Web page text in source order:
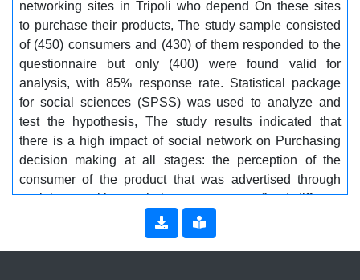
الصيانة المناسبة للمستهلك .
networking sites in Tripoli who depend On these sites
to purchase their products, The study sample consisted
of (450) consumers and (430) of them responded to the
questionnaire but only (400) were found valid for
analysis, with 85% response rate. Statistical package
for social sciences (SPSS) was used to analyze and
test the hypothesis, The study results indicated that
there is a high impact of social network on Purchasing
decision making at all stages: the perception of the
consumer of the product that was advertised through
social networking, to help consumers to fined different
alternatives to satisfy their needs, the ability to choose
the suitable product, the purchase of the product,
evaluate the decision after the purchase stage. The